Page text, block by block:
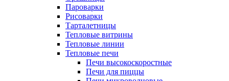
Пароварки
Рисоварки
Тарталетницы
Тепловые витрины
Тепловые линии
Тепловые печи
Печи высокоскоростные
Печи для пиццы